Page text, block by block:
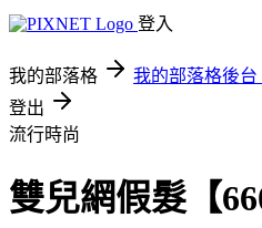
登入
我的部落格 我的部落格後台
登出
流行時尚
雙兒網假髮【